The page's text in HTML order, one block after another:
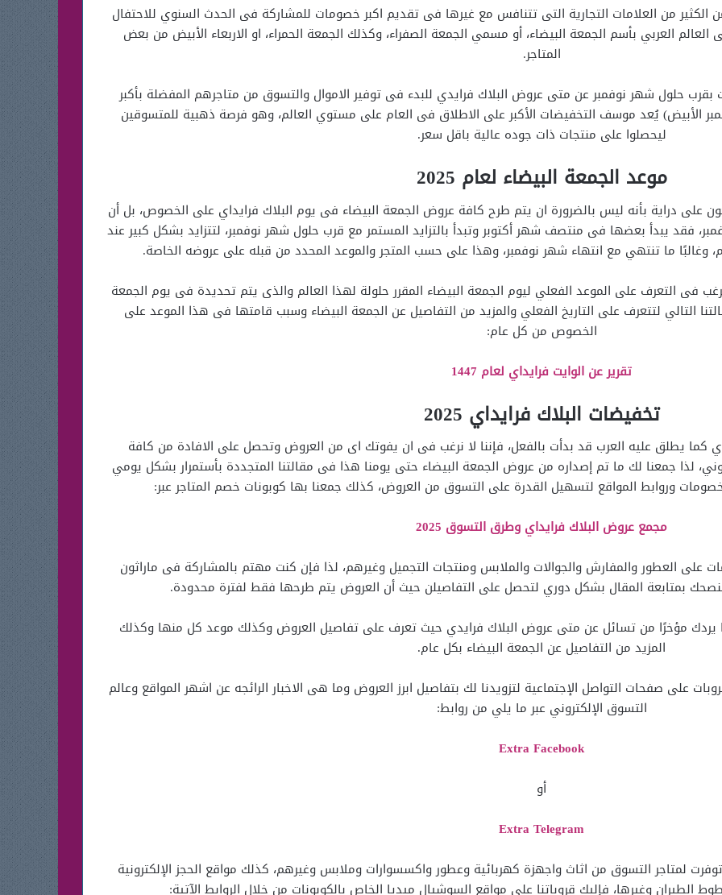
الكثير من العلامات التجارية التى تتنافس مع غيرها فى تقديم اكبر خصومات للمشاركة فى الحدث السنوي للاحتفال
العربي بأسم الجمعة البيضاء، أو مسمي الجمعة الصفراء، وكذلك الجمعة الحمراء، او الاربعاء الأبيض من بعض
المتاجر.
بقرب حلول شهر نوفمبر عن متى عروض البلاك فرايدي للبدء فى توفير الاموال والتسوق من متاجرهم المفضلة بأكبر
الأبيض) يُعد موسف التخفيضات الأكبر على الاطلاق فى العام على مستوي العالم، وهو فرصة ذهبية للمتسوقين
ليحصلوا على منتجات ذات جوده عالية باقل سعر.
موعد الجمعة البيضاء لعام 2025
على دراية بأنه ليس بالضرورة ان يتم طرح كافة عروض الجمعة البيضاء فى يوم البلاك فرايداي على الخصوص، بل أن
فقد يبدأ بعضها فى منتصف شهر أكتوبر وتبدأ بالتزايد المستمر مع قرب حلول شهر نوفمبر، لتتزايد بشكل كبير عند
وغالبًا ما تنتهي مع انتهاء شهر نوفمبر، وهذا على حسب المتجر والموعد المحدد من قبله على عروضه الخاصة.
التعرف على الموعد الفعلي ليوم الجمعة البيضاء المقرر حلولة لهذا العالم والذى يتم تحديدة فى يوم الجمعة
التالي لتتعرف على التاريخ الفعلي والمزيد من التفاصيل عن الجمعة البيضاء وسبب قامتها فى هذا الموعد على
الخصوص من كل عام:
تقرير عن الوايت فرايداي لعام 1447
تخفيضات البلاك فرايداي 2025
كما يطلق عليه العرب قد بدأت بالفعل، فإننا لا نرغب فى ان يفوتك اى من العروض وتحصل على الافادة من كافة
لذا جمعنا لك ما تم إصداره من عروض الجمعة البيضاء حتى يومنا هذا فى مقالتنا المتجددة بأستمرار بشكل يومي
وروابط المواقع لتسهيل القدرة على التسوق من العروض، كذلك جمعنا بها كوبونات خصم المتاجر عبر:
مجمع عروض البلاك فرايداي وطرق التسوق 2025
العطور والمفارش والجوالات والملابس ومنتجات التجميل وغيرهم، لذا فإن كنت مهتم بالمشاركة فى ماراثون
بمتابعة المقال بشكل دوري لتحصل على التفاصيلن حيث أن العروض يتم طرحها فقط لفترة محدودة.
ما يردك مؤخرًا من تسائل عن متى عروض البلاك فرايدي حيث تعرف على تفاصيل العروض وكذلك موعد كل منها وكذلك
المزيد من التفاصيل عن الجمعة البيضاء بكل عام.
على صفحات التواصل الإجتماعية لتزويدنا لك بتفاصيل ابرز العروض وما هى الاخبار الرائجه عن اشهر المواقع وعالم
التسوق الإلكتروني عبر ما يلي من روابط:
Extra Facebook
أو
Extra Telegram
توفرت لمتاجر التسوق من اثاث واجهزة كهربائية وعطور واكسسوارات وملابس وغيرهم، كذلك مواقع الحجز الإلكترونية
الطيران وغيرها، فإليك قروباتنا على مواقع السوشيال ميديا الخاص بالكوبونات من خلال الروابط الآتية: